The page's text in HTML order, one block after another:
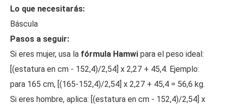
Lo que necesitarás:
Báscula
Pasos a seguir:
Si eres mujer, usa la fórmula Hamwi para el peso ideal:
[(estatura en cm - 152,4)/2,54] x 2,27 + 45,4. Ejemplo:
para 165 cm, [(165-152,4)/2,54] x 2,27 + 45,4 = 56,6 kg.
Si eres hombre, aplica: [(estatura en cm - 152,4)/2,54] x